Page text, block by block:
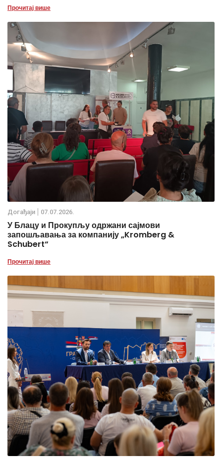
Прочитај више
Дoгађаjи 07.07.2026.
У Блацу и Прокупљу одржани сајмови
запошљавања за компанију „Kromberg &
Schubert“
Прочитај више